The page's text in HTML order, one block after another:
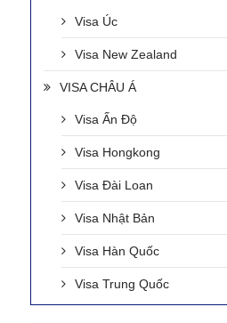
Visa Úc
Visa New Zealand
VISA CHÂU Á
Visa Ấn Độ
Visa Hongkong
Visa Đài Loan
Visa Nhật Bản
Visa Hàn Quốc
Visa Trung Quốc